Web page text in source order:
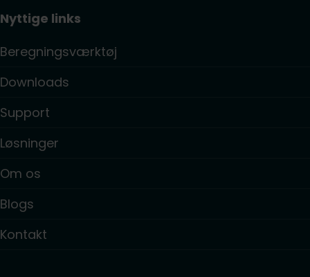
Nyttige links
Beregningsværktøj
Downloads
Support
Løsninger
Om os
Blogs
Kontakt